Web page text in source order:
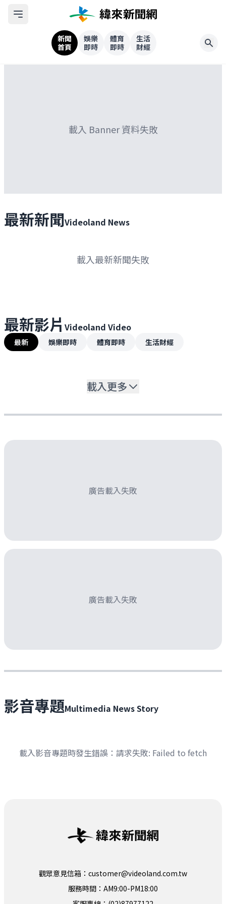
新聞
首頁
娛樂
即時
體育
即時
生活
財經
載入 Banner 資料失敗
最新新聞Videoland News
載入最新新聞失敗
最新影片 Videoland Video
最新 娛樂即時 體育即時 生活財經
載入更多
廣告載入失敗
廣告載入失敗
影音專題Multimedia News Story
載入影音專題時發生錯誤： 請求失敗: Failed to fetch
觀眾意見信箱：customer@videoland.com.tw
服務時間：AM9:00-PM18:00